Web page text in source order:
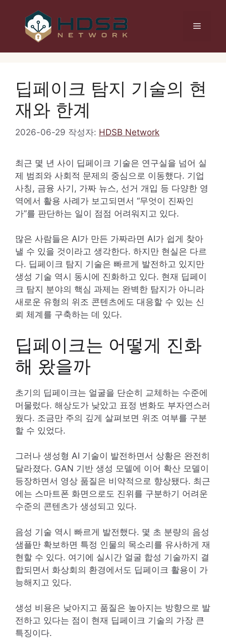
메
뉴
딥페이크 탐지 기술의 현
재와 한계
2026-06-29 작성자: HDSB Network
최근 몇 년 사이 딥페이크 기술은 연구실을 넘어 실
제 범죄와 사회적 문제의 중심으로 이동했다. 기업
사칭, 금융 사기, 가짜 뉴스, 선거 개입 등 다양한 영
역에서 활용 사례가 보고되면서 “무엇이 진짜인
가”를 판단하는 일이 점점 어려워지고 있다.
많은 사람들은 AI가 만든 가짜라면 AI가 쉽게 찾아
낼 수 있을 것이라고 생각한다. 하지만 현실은 다르
다. 딥페이크 탐지 기술은 빠르게 발전하고 있지만
생성 기술 역시 동시에 진화하고 있다. 현재 딥페이
크 탐지 분야의 핵심 과제는 완벽한 탐지가 아니라
새로운 유형의 위조 콘텐츠에도 대응할 수 있는 신
뢰 체계를 구축하는 데 있다.
딥페이크는 어떻게 진화
해 왔을까
초기의 딥페이크는 얼굴을 단순히 교체하는 수준에
머물렀다. 해상도가 낮았고 표정 변화도 부자연스러
웠다. 조금만 주의 깊게 살펴보면 위조 여부를 구분
할 수 있었다.
그러나 생성형 AI 기술이 발전하면서 상황은 완전히
달라졌다. GAN 기반 생성 모델에 이어 확산 모델이
등장하면서 영상 품질은 비약적으로 향상됐다. 최근
에는 스마트폰 화면으로도 진위를 구분하기 어려운
수준의 콘텐츠가 생성되고 있다.
음성 기술 역시 빠르게 발전했다. 몇 초 분량의 음성
샘플만 확보하면 특정 인물의 목소리를 유사하게 재
현할 수 있다. 여기에 실시간 얼굴 합성 기술까지 결
합되면서 화상회의 환경에서도 딥페이크 활용이 가
능해지고 있다.
생성 비용은 낮아지고 품질은 높아지는 방향으로 발
전하고 있다는 점이 현재 딥페이크 기술의 가장 큰
특징이다.